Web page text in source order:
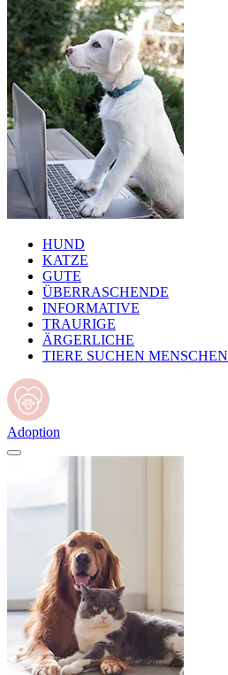
HUND
KATZE
GUTE
ÜBERRASCHENDE
INFORMATIVE
TRAURIGE
ÄRGERLICHE
TIERE SUCHEN MENSCHEN
Adoption